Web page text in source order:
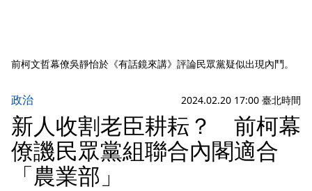
前柯文哲幕僚吳靜怡於《有話鏡來講》評論民眾黨疑似出現內鬥。
政治 2024.02.20 17:00 臺北時間
新人收割老臣耕耘？ 前柯幕
僚譏民眾黨組聯合內閣適合
「農業部」